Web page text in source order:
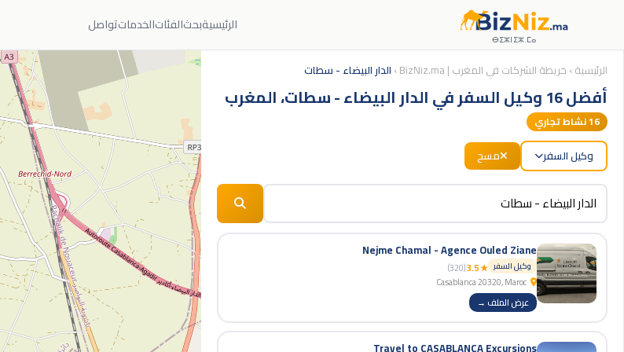
ⴱⵉⵣⵏⵉⵣ.ⵎⴰ
الرئيسيةبحثالفئاتالخدماتتواصل
الرئيسية› خريطة الشركات في المغرب | BizNiz.ma › الدار البيضاء - سطات
أفضل 16 وكيل السفر في الدار البيضاء - سطات، المغرب
16نشاط تجاري
وكيل السفر مسح
Nejme Chamal - Agence Ouled Ziane
وكيل السفر ★ 3.5
(320)
عرض الملف →
Travel to CASABLANCA Excursions